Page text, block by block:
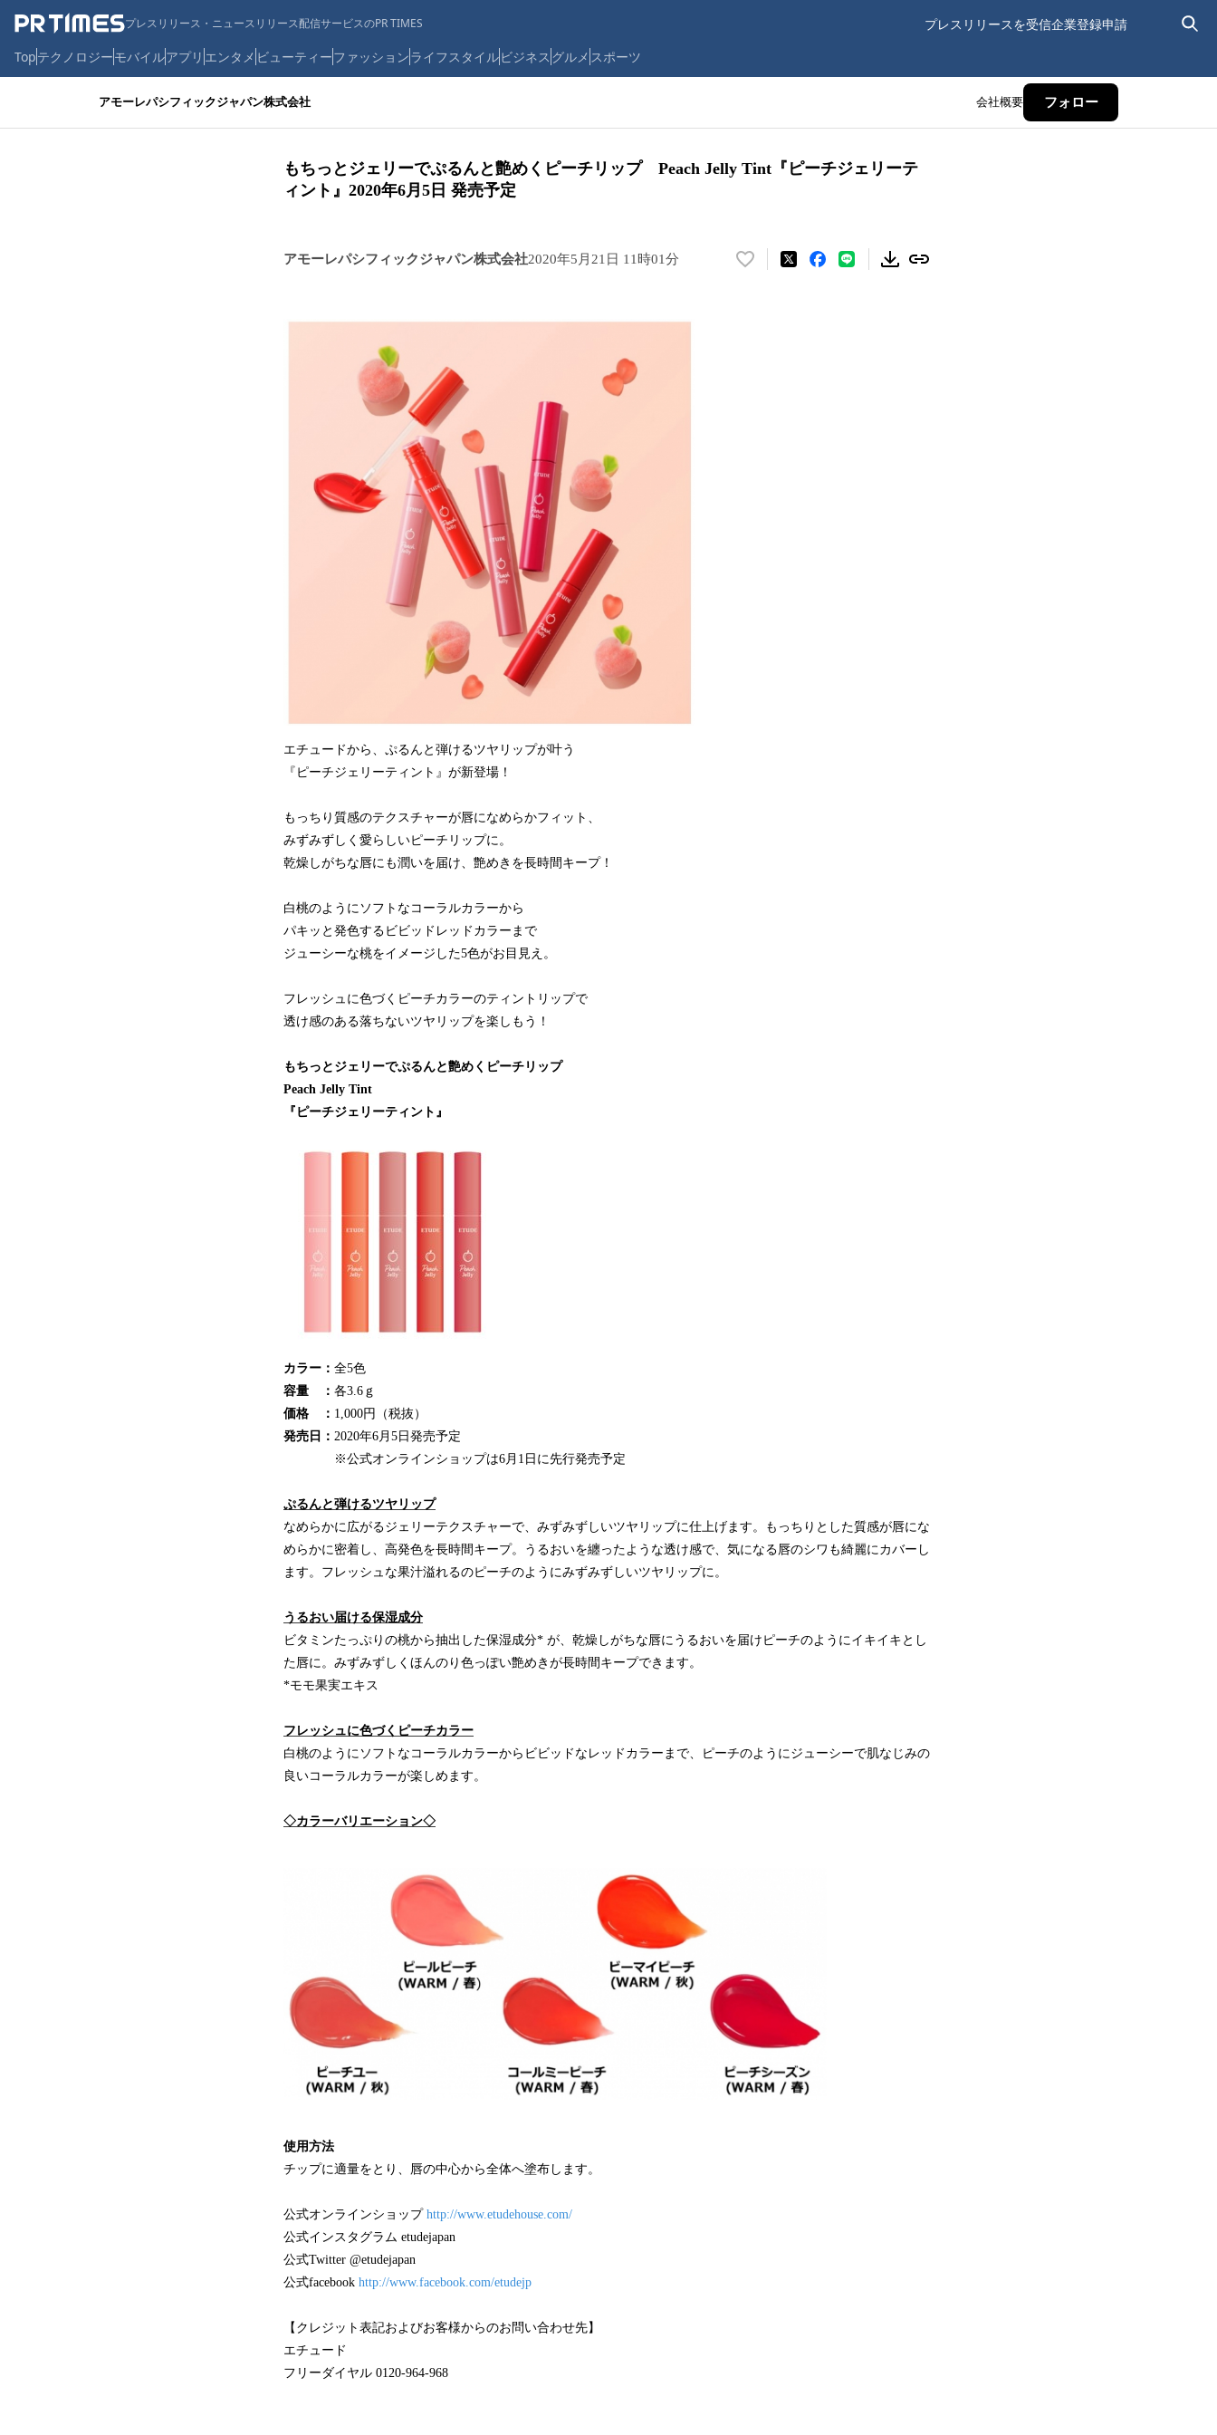
プレスリリース・ニュースリリース配信サービスのPR TIMES プレスリリースを受信企業登録申請
Topテクノロジーモバイルアプリ エンタメ ビューティーファッションライフスタイルビジネス グルメ スポーツ
アモーレパシフィックジャパン株式会社 会社概要 フォロー
もちっとジェリーでぷるんと艶めくピーチリップ Peach Jelly Tint『ピーチジェリーテ
ィント』2020年6月5日 発売予定
アモーレパシフィックジャパン株式会社2020年5月21日 11時01分
い
エチュードから、ぷるんと弾けるツヤリップが叶う
『ピーチジェリーティント』が新登場！
もっちり質感のテクスチャーが唇になめらかフィット、
みずみずしく愛らしいピーチリップに。
乾燥しがちな唇にも潤いを届け、艶めきを長時間キープ！
白桃のようにソフトなコーラルカラーから
パキッと発色するビビッドレッドカラーまで
ジューシーな桃をイメージした5色がお目見え。
フレッシュに色づくピーチカラーのティントリップで
透け感のある落ちないツヤリップを楽しもう！
もちっとジェリーでぷるんと艶めくピーチリップ
Peach Jelly Tint
『ピーチジェリーティント』
カラー： 全5色
容量 ： 各3.6ｇ
価格 ： 1,000円（税抜）
発売日： 2020年6月5日発売予定
※公式オンラインショップは6月1日に先行発売予定
ぷるんと弾けるツヤリップ
なめらかに広がるジェリーテクスチャーで、みずみずしいツヤリップに仕上げます。もっちりとした質感が唇にな
めらかに密着し、高発色を長時間キープ。うるおいを纏ったような透け感で、気になる唇のシワも綺麗にカバーし
ます。フレッシュな果汁溢れるのピーチのようにみずみずしいツヤリップに。
うるおい届ける保湿成分
ビタミンたっぷりの桃から抽出した保湿成分* が、乾燥しがちな唇にうるおいを届けピーチのようにイキイキとし
た唇に。みずみずしくほんのり色っぽい艶めきが長時間キープできます。
*モモ果実エキス
フレッシュに色づくピーチカラー
白桃のようにソフトなコーラルカラーからビビッドなレッドカラーまで、ピーチのようにジューシーで肌なじみの
良いコーラルカラーが楽しめます。
◇カラーバリエーション◇
使用方法
チップに適量をとり、唇の中心から全体へ塗布します。
公式オンラインショップ http://www.etudehouse.com/
公式インスタグラム etudejapan
公式Twitter @etudejapan
公式facebook http://www.facebook.com/etudejp
【クレジット表記およびお客様からのお問い合わせ先】
エチュード
フリーダイヤル 0120-964-968